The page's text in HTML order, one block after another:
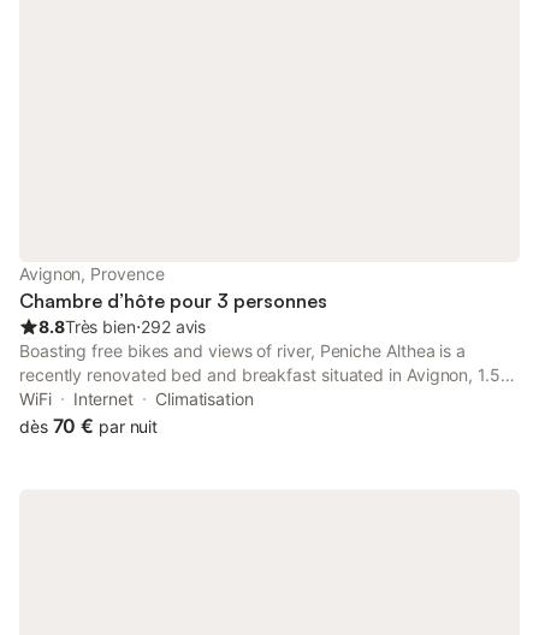
Avignon, Provence
Chambre d’hôte pour 3 personnes
8.8Très bien⋅292 avis
Boasting free bikes and views of river, Peniche Althea is a
recently renovated bed and breakfast situated in Avignon, 1.5
km from Papal Palace. Featuring luggage storage space, this
property also provides guests with a picnic area.
WiFi Internet
Climatisation
dès 70 € par nuit